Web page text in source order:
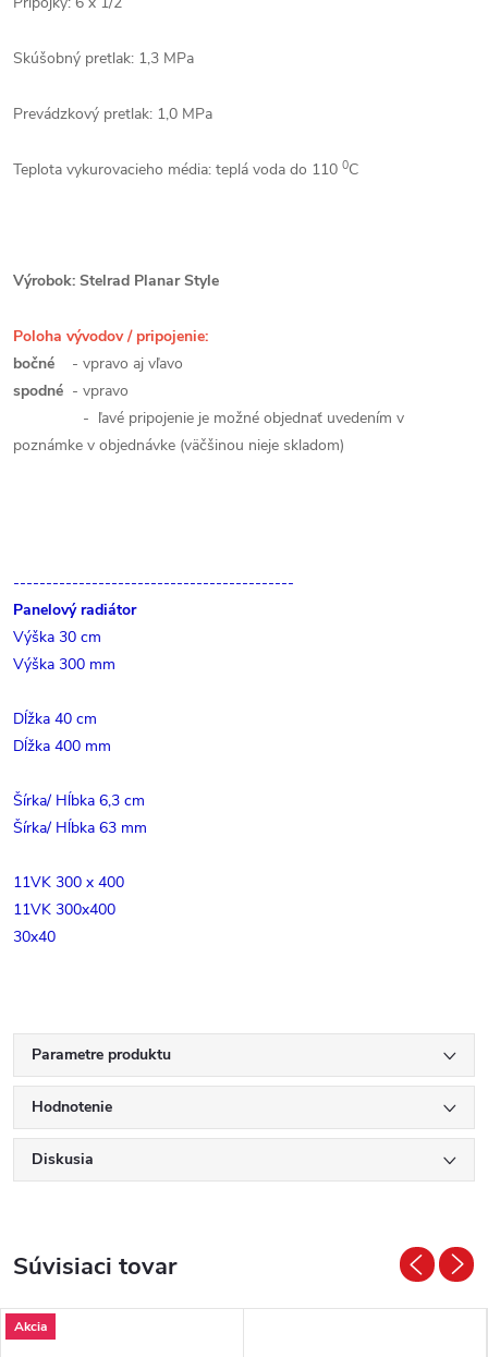
Skúšobný pretlak: 1,3 MPa
Prevádzkový pretlak: 1,0 MPa
Teplota vykurovacieho média: teplá voda do 110 0C
Výrobok: Stelrad Planar Style
Poloha vývodov / pripojenie:
bočné - vpravo aj vľavo
spodné - vpravo
- ľavé pripojenie je možné objednať uvedením v
poznámke v objednávke (väčšinou nieje skladom)
-------------------------------------------
Panelový radiátor
Výška 30 cm
Výška 300 mm
Dĺžka 40 cm
Dĺžka 400 mm
Šírka/ Hĺbka 6,3 cm
Šírka/ Hĺbka 63 mm
11VK 300 x 400
11VK 300x400
30x40
Parametre produktu
Hodnotenie
Diskusia
Súvisiaci tovar
Akcia